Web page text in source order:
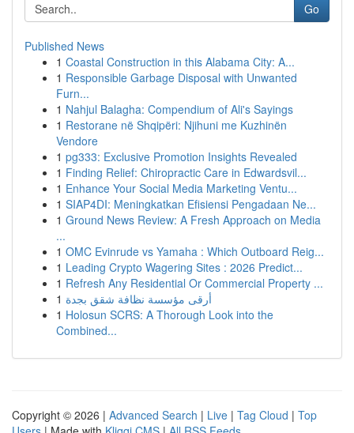
Go
Published News
1 Coastal Construction in this Alabama City: A...
1 Responsible Garbage Disposal with Unwanted
Furn...
1 Nahjul Balagha: Compendium of Ali's Sayings
1 Restorane në Shqipëri: Njihuni me Kuzhinën
Vendore
1 pg333: Exclusive Promotion Insights Revealed
1 Finding Relief: Chiropractic Care in Edwardsvil...
1 Enhance Your Social Media Marketing Ventu...
1 SIAP4DI: Meningkatkan Efisiensi Pengadaan Ne...
1 Ground News Review: A Fresh Approach on Media
...
1 OMC Evinrude vs Yamaha : Which Outboard Reig...
1 Leading Crypto Wagering Sites : 2026 Predict...
1 Refresh Any Residential Or Commercial Property ...
1 أرقى مؤسسة نظافة شقق بجدة
1 Holosun SCRS: A Thorough Look into the
Combined...
Copyright © 2026 | Advanced Search | Live | Tag Cloud | Top